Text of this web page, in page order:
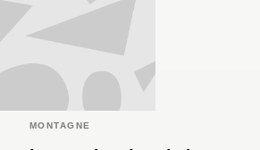
MONTAGNE